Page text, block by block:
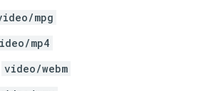
mpg
mp4
video/webm